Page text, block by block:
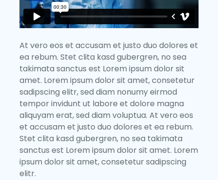
At vero eos et accusam et justo duo dolores et
ea rebum. Stet clita kasd gubergren, no sea
takimata sanctus est Lorem ipsum dolor sit
amet. Lorem ipsum dolor sit amet, consetetur
sadipscing elitr, sed diam nonumy eirmod
tempor invidunt ut labore et dolore magna
aliquyam erat, sed diam voluptua. At vero eos
et accusam et justo duo dolores et ea rebum.
Stet clita kasd gubergren, no sea takimata
sanctus est Lorem ipsum dolor sit amet. Lorem
ipsum dolor sit amet, consetetur sadipscing
elitr.